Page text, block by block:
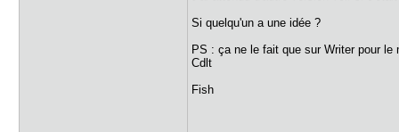
Si quelqu'un a une idée ?
PS : ça ne le fait que sur Writer pour
Cdlt
Fish